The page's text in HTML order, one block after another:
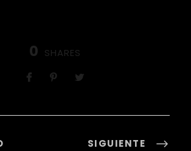
0 SHARES
SIGUIENTE